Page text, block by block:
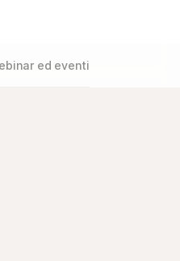
ed eventi